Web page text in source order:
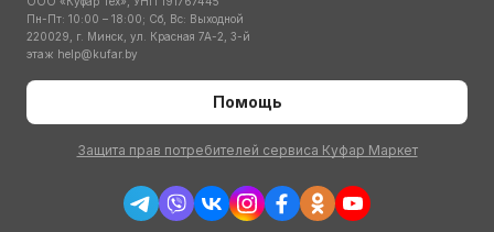
Пн-Пт: 10:00 – 18:00; Сб, Вс: Выходной
220029, г. Минск, ул. Красная 7А-2, 3-й
этаж help@kufar.by
Помощь
Защита прав потребителей сервиса Куфар Маркет